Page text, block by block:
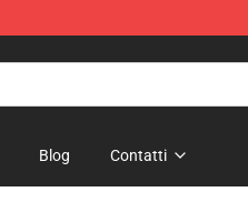
Blog Contatti